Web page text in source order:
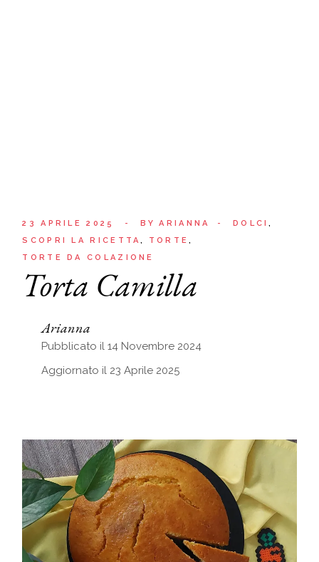
23 APRILE 2025 BY ARIANNA
DOLCI
SCOPRI LA RICETTA
TORTE
TORTE DA COLAZIONE
Torta Camilla
Arianna
Pubblicato il 14 Novembre 2024
Aggiornato il 23 Aprile 2025